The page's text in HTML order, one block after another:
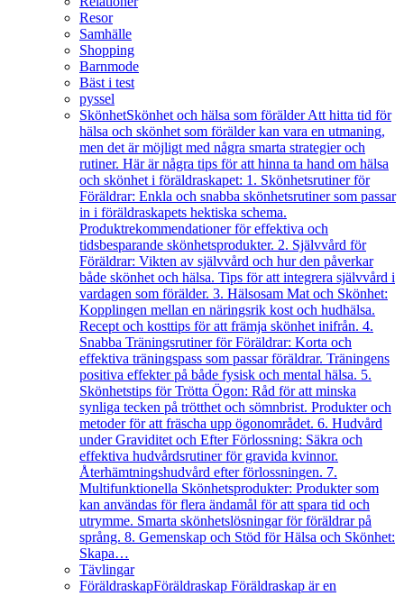
Resor
Samhälle
Shopping
Barnmode
Bäst i test
pyssel
SkönhetSkönhet och hälsa som förälder Att hitta tid för
hälsa och skönhet som förälder kan vara en utmaning,
men det är möjligt med några smarta strategier och
rutiner. Här är några tips för att hinna ta hand om hälsa
och skönhet i föräldraskapet: 1. Skönhetsrutiner för
Föräldrar: Enkla och snabba skönhetsrutiner som passar
in i föräldraskapets hektiska schema.
Produktrekommendationer för effektiva och
tidsbesparande skönhetsprodukter. 2. Självvård för
Föräldrar: Vikten av självvård och hur den påverkar
både skönhet och hälsa. Tips för att integrera självvård i
vardagen som förälder. 3. Hälsosam Mat och Skönhet:
Kopplingen mellan en näringsrik kost och hudhälsa.
Recept och kosttips för att främja skönhet inifrån. 4.
Snabba Träningsrutiner för Föräldrar: Korta och
effektiva träningspass som passar föräldrar. Träningens
positiva effekter på både fysisk och mental hälsa. 5.
Skönhetstips för Trötta Ögon: Råd för att minska
synliga tecken på trötthet och sömnbrist. Produkter och
metoder för att fräscha upp ögonområdet. 6. Hudvård
under Graviditet och Efter Förlossning: Säkra och
effektiva hudvårdsrutiner för gravida kvinnor.
Återhämtningshudvård efter förlossningen. 7.
Multifunktionella Skönhetsprodukter: Produkter som
kan användas för flera ändamål för att spara tid och
utrymme. Smarta skönhetslösningar för föräldrar på
språng. 8. Gemenskap och Stöd för Hälsa och Skönhet:
Skapa…
Tävlingar
FöräldraskapFöräldraskap Föräldraskap är en